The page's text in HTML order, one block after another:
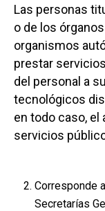
Las personas
o de los
organismos
prestar
del personal a
tecnológicos
en todo caso,
servicios
Corresponde
Secretarías